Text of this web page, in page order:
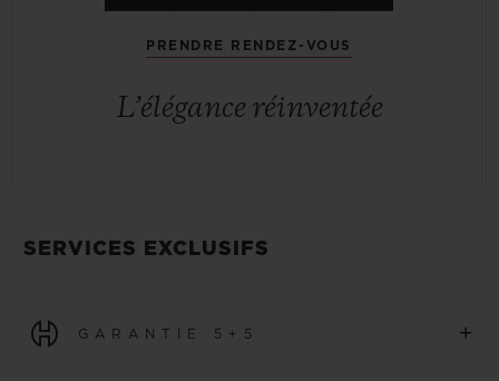
PRENDRE RENDEZ-VOUS
L’élégance réinventée
SERVICES EXCLUSIFS
GARANTIE 5+5 +